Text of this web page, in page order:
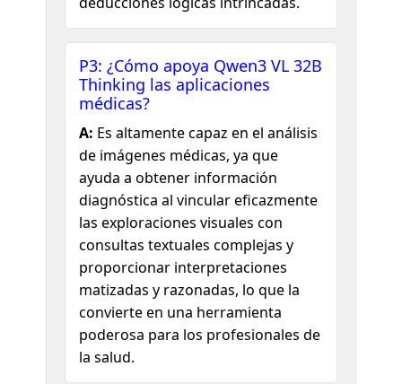
P3: ¿Cómo apoya Qwen3 VL 32B
Thinking las aplicaciones
médicas?
A: Es altamente capaz en el análisis
de imágenes médicas, ya que
ayuda a obtener información
diagnóstica al vincular eficazmente
las exploraciones visuales con
consultas textuales complejas y
proporcionar interpretaciones
matizadas y razonadas, lo que la
convierte en una herramienta
poderosa para los profesionales de
la salud.